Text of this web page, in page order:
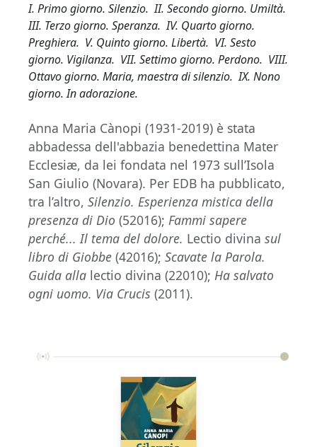
I. Primo giorno. Silenzio. II. Secondo giorno. Umiltà.
III. Terzo giorno. Speranza. IV. Quarto giorno.
Preghiera. V. Quinto giorno. Libertà. VI. Sesto
giorno. Vigilanza. VII. Settimo giorno. Perdono. VIII.
Ottavo giorno. Maria, maestra di silenzio. IX. Nono
giorno. In adorazione.
Anna Maria Cànopi (1931-2019) è stata
abbadessa dell'abbazia benedettina Mater
Ecclesiæ, da lei fondata nel 1973 sull’Isola
San Giulio (Novara). Per EDB ha pubblicato,
tra l’altro, Silenzio. Esperienza mistica della
presenza di Dio (52016); Fammi sapere
perché... Il tema del dolore. Lectio divina sul
libro di Giobbe (42016); Scavate la Parola.
Guida alla lectio divina (22010); Ha salvato
ogni uomo. Via Crucis (2011).